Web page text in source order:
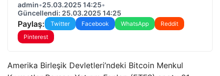
admin•25.03.2025 14:25•
Güncellendi: 25.03.2025 14:25
Paylaş: Twitter Facebook WhatsApp
Reddit
Pinterest
Amerika Birleşik Devletleri’ndeki Bitcoin Menkul